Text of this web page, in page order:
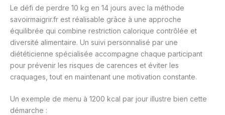
Le défi de perdre 10 kg en 14 jours avec la méthode
savoirmaigrir.fr est réalisable grâce à une approche
équilibrée qui combine restriction calorique contrôlée et
diversité alimentaire. Un suivi personnalisé par une
diététicienne spécialisée accompagne chaque participant
pour prévenir les risques de carences et éviter les
craquages, tout en maintenant une motivation constante.
Un exemple de menu à 1200 kcal par jour illustre bien cette
démarche :